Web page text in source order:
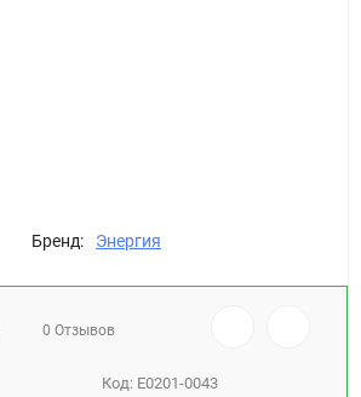
Бренд: Энергия
0 Отзывов
Код: Е0201-0043